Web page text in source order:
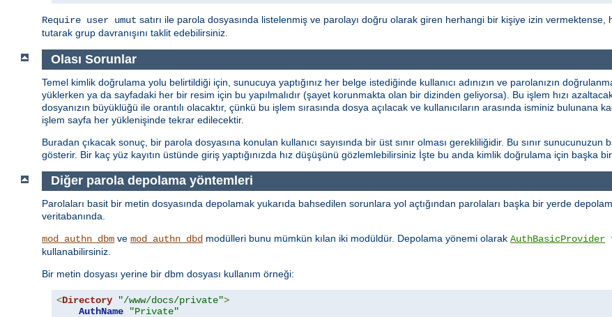
Require user umut satırı ile parola dosyasında listelenmiş ve parolayı doğru olarak giren herhangi bir kişiye izin vermektense,
tutarak grup davranışını taklit edebilirsiniz.
Olası Sorunlar
Temel kimlik doğrulama yolu belirtildiği için, sunucuya yaptığınız her belge istediğinde kullanıcı adınızın ve parolanızın
yüklerken ya da sayfadaki her bir resim için bu yapılmalıdır (şayet korunmakta olan bir dizinden geliyorsa). Bu işlem hızı
dosyanızın büyüklüğü ile orantılı olacaktır, çünkü bu işlem sırasında dosya açılacak ve kullanıcıların arasında isminiz bulunana
işlem sayfa her yüklenişinde tekrar edilecektir.
Buradan çıkacak sonuç, bir parola dosyasına konulan kullanıcı sayısında bir üst sınır olması gerekliliğidir. Bu sınır sunucunuzun
gösterir. Bir kaç yüz kayıtın üstünde giriş yaptığınızda hız düşüşünü gözlemlebilirsiniz İşte bu anda kimlik doğrulama için başka
Diğer parola depolama yöntemleri
Parolaları basit bir metin dosyasında depolamak yukarıda bahsedilen sorunlara yol açtığından parolaları başka bir yerde
veritabanında.
mod_authn_dbm ve mod_authn_dbd modülleri bunu mümkün kılan iki modüldür. Depolama yönemi olarak AuthBasicProvider
kullanabilirsiniz.
Bir metin dosyası yerine bir dbm dosyası kullanım örneği:
<Directory "/www/docs/private">
AuthName
"Private"